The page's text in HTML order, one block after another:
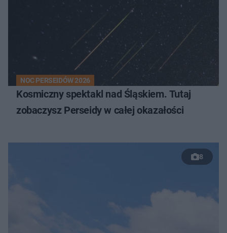
NOC PERSEIDÓW 2026
Kosmiczny spektakl nad Śląskiem. Tutaj
zobaczysz Perseidy w całej okazałości
8